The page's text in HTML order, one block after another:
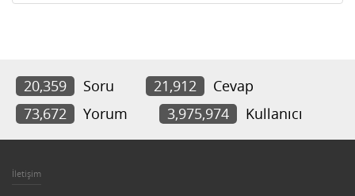
20,359 Soru 21,912
Cevap
73,672
Yorum 3,975,974 Kullanıcı
İletişim